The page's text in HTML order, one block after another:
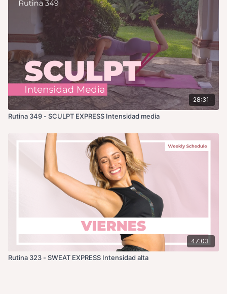
28:31
Rutina 349 - SCULPT EXPRESS Intensidad media
47:03
Rutina 323 - SWEAT EXPRESS Intensidad alta